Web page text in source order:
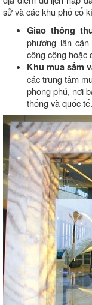
sử và các khu phố cổ
Giao thông
phương lân
công cộng hoặc
Khu mua sắm
các trung tâm
phong phú, nơi
thống và quốc tế.